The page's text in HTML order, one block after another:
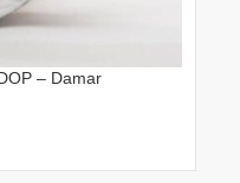
– Damar